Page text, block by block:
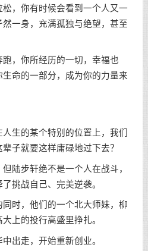
，你有时候会看到一个人又一
一身，充满孤独与绝望，甚至
，你所经历的一切，幸福也
命的一部分，成为你的力量来
的某个特别的位置上，我们
子就要这样庸碌地过下去？
步轩绝不是一个人在战斗，
挑战自己、完美逆袭。
时，他们的一个北大师妹，柳
上的投行高盛里挣扎。
出走，开始重新创业。